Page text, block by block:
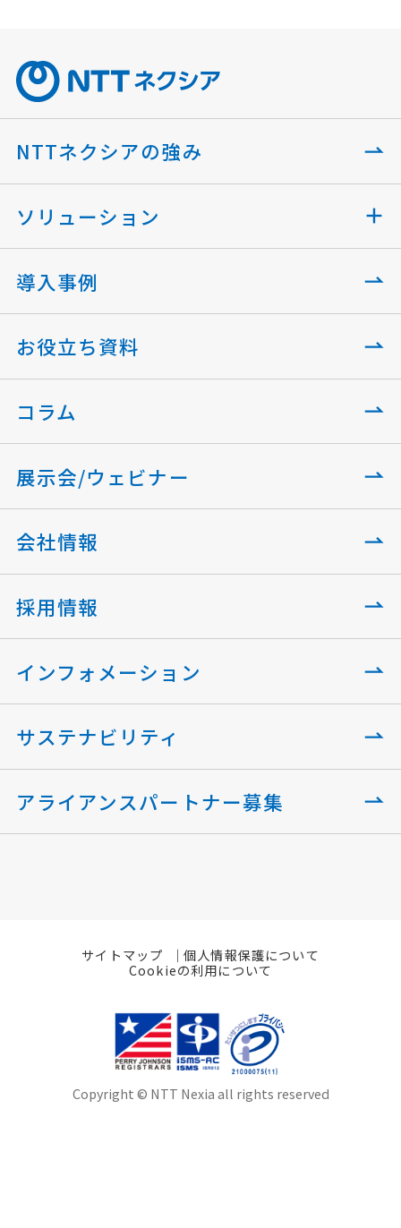
NTTネクシアの強み
ソリューション
導入事例
お役立ち資料
コラム
展示会/ウェビナー
会社情報
採用情報
インフォメーション
サステナビリティ
アライアンスパートナー募集
サイトマップ
個人情報保護について
Cookieの利用について
Copyright © NTT Nexia all rights reserved